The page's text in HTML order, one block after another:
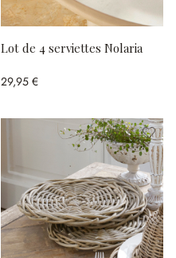
Lot de 4 serviettes Nolaria
29,95 €